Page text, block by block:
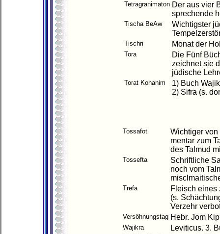
Tetragranimaton Der aus vier
sprechende
Tischa BeAw
Wichtigster
Tischri Monat der
Tora
Die Fünf
zeichnet sie
jüdische
Torat Kohanim
1) Buch
2) Sifra (s.
Tossafot
Wichtiger
mentar zum
des Talmud
Tossefta
Schriftliche
noch vom
Trefa
Fleisch eines
(s.
Verzehr
Versöhnungstag Hebr. Jom
Wajikra Leviticus. 3.